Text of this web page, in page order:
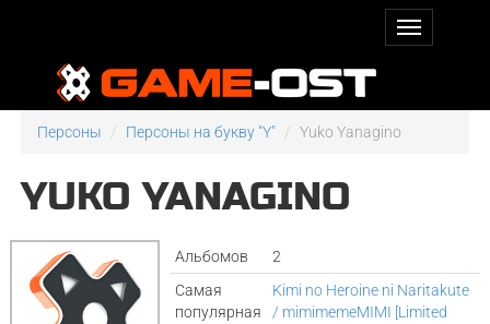
Персоны Персоны на букву "Y" Yuko Yanagino
YUKO YANAGINO
Альбомов
2
Самая
популярная
Kimi no Heroine ni Naritakute
/ mimimemeMIMI [Limited